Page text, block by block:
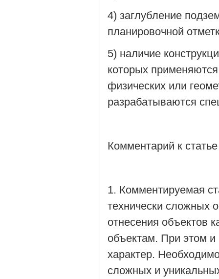
4) заглубление
планировочной
5) наличие
которых
физических или
разрабатываются
Комментарий к
1. Комментируемая
технически сложных
отнесения объектов
объектам. При этом
характер.
сложных и